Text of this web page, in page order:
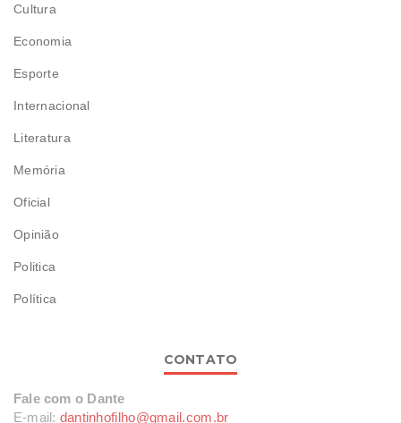
Cultura
Economia
Esporte
Internacional
Literatura
Memória
Oficial
Opinião
Politica
Política
CONTATO
Fale com o Dante
E-mail: dantinhofilho@gmail.com.br